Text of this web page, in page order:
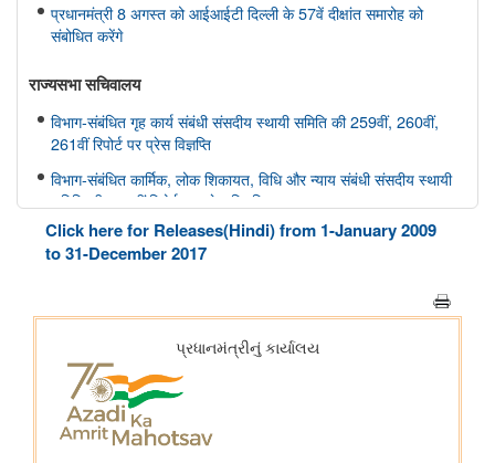
प्रधानमंत्री 8 अगस्त को आईआईटी दिल्ली के 57वें दीक्षांत समारोह को
संबोधित करेंगे
राज्यसभा सचिवालय
विभाग-संबंधित गृह कार्य संबंधी संसदीय स्थायी समिति की 259वीं, 260वीं,
261वीं रिपोर्ट पर प्रेस विज्ञप्ति
विभाग-संबंधित कार्मिक, लोक शिकायत, विधि और न्याय संबंधी संसदीय स्थायी
समिति की 166वीं रिपोर्ट पर प्रेस विज्ञप्ति
विभाग-संबंधित कार्मिक, लोक शिकायत, विधि और न्याय संबंधी संसदीय स्थायी
समिति की 165वीं रिपोर्ट पर प्रेस विज्ञप्ति
विभाग-संबंधित विज्ञान तथा प्रौद्योगिकी, पर्यावरण, वन और जलवायु परिवर्तन
संबंधी संसदीय स्थायी समिति की 412वीं रिपोर्ट पर प्रेस विज्ञप्ति
विभाग-संबंधित विज्ञान तथा प्रौद्योगिकी, पर्यावरण, वन और जलवायु परिवर्तन
संबंधी संसदीय स्थायी समिति की 413-415वीं रिपोर्ट पर प्रेस विज्ञप्ति
स्वास्थ्य और परिवार कल्याण संबंधी संसदीय स्थायी समिति की 175वीं, 176
वीं, 177 वीं रिपोर्ट पर प्रेस विज्ञप्ति
Click here for Releases(Hindi) from 1-January 2009
to 31-December 2017